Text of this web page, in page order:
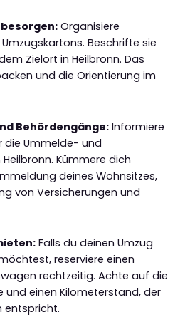
Organisiere
Beschrifte sie
Zielort in Heilbronn. Das
und die Orientierung im
Behördengänge: Informiere
die Ummelde- und
Kümmere dich
deines Wohnsitzes,
von Versicherungen und
Falls du deinen Umzug
reserviere einen
rechtzeitig. Achte auf die
und einen Kilometerstand, der
entspricht.